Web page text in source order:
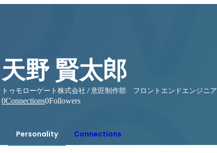
天野 賢太郎
トゥモローゲート株式会社 / 意匠制作部 フロントエンドエンジニア
0Connections0Followers
Personality Connections